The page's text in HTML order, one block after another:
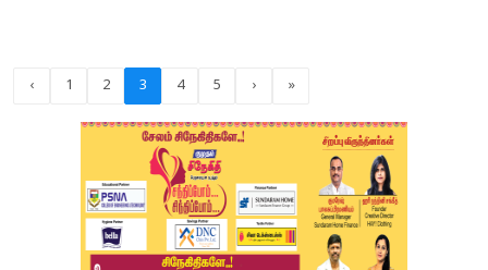
‹ 1 2 3 4 5 › »